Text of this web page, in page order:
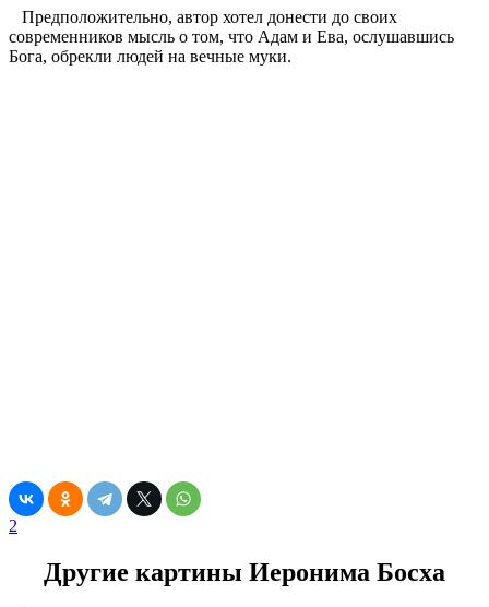
Предположительно, автор хотел донести до своих
современников мысль о том, что Адам и Ева, ослушавшись
Бога, обрекли людей на вечные муки.
2
Другие картины Иеронима Босха